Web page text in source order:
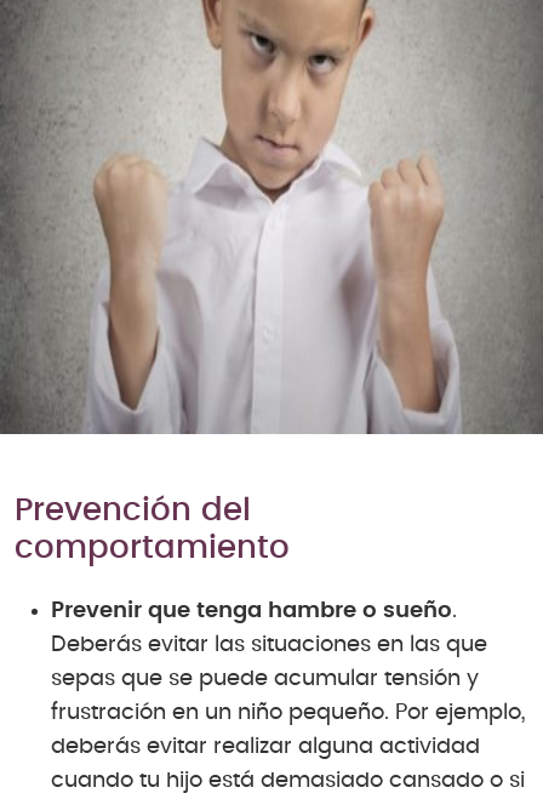
Prevención del
comportamiento
Prevenir que tenga hambre o sueño.
Deberás evitar las situaciones en las que
sepas que se puede acumular tensión y
frustración en un niño pequeño. Por ejemplo,
deberás evitar realizar alguna actividad
cuando tu hijo está demasiado cansado o si